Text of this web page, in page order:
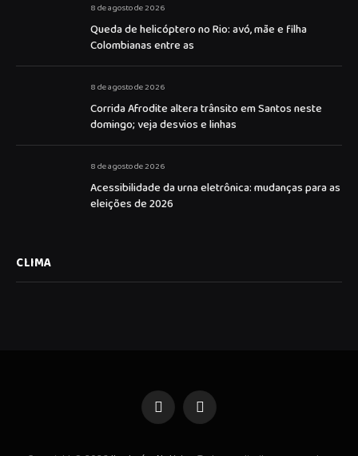
8 de agosto de 2026
Queda de helicóptero no Rio: avó, mãe e filha
Colombianas entre as
8 de agosto de 2026
Corrida Afrodite altera trânsito em Santos neste
domingo; veja desvios e linhas
8 de agosto de 2026
Acessibilidade da urna eletrônica: mudanças para as
eleições de 2026
CLIMA
FacebookInstagram